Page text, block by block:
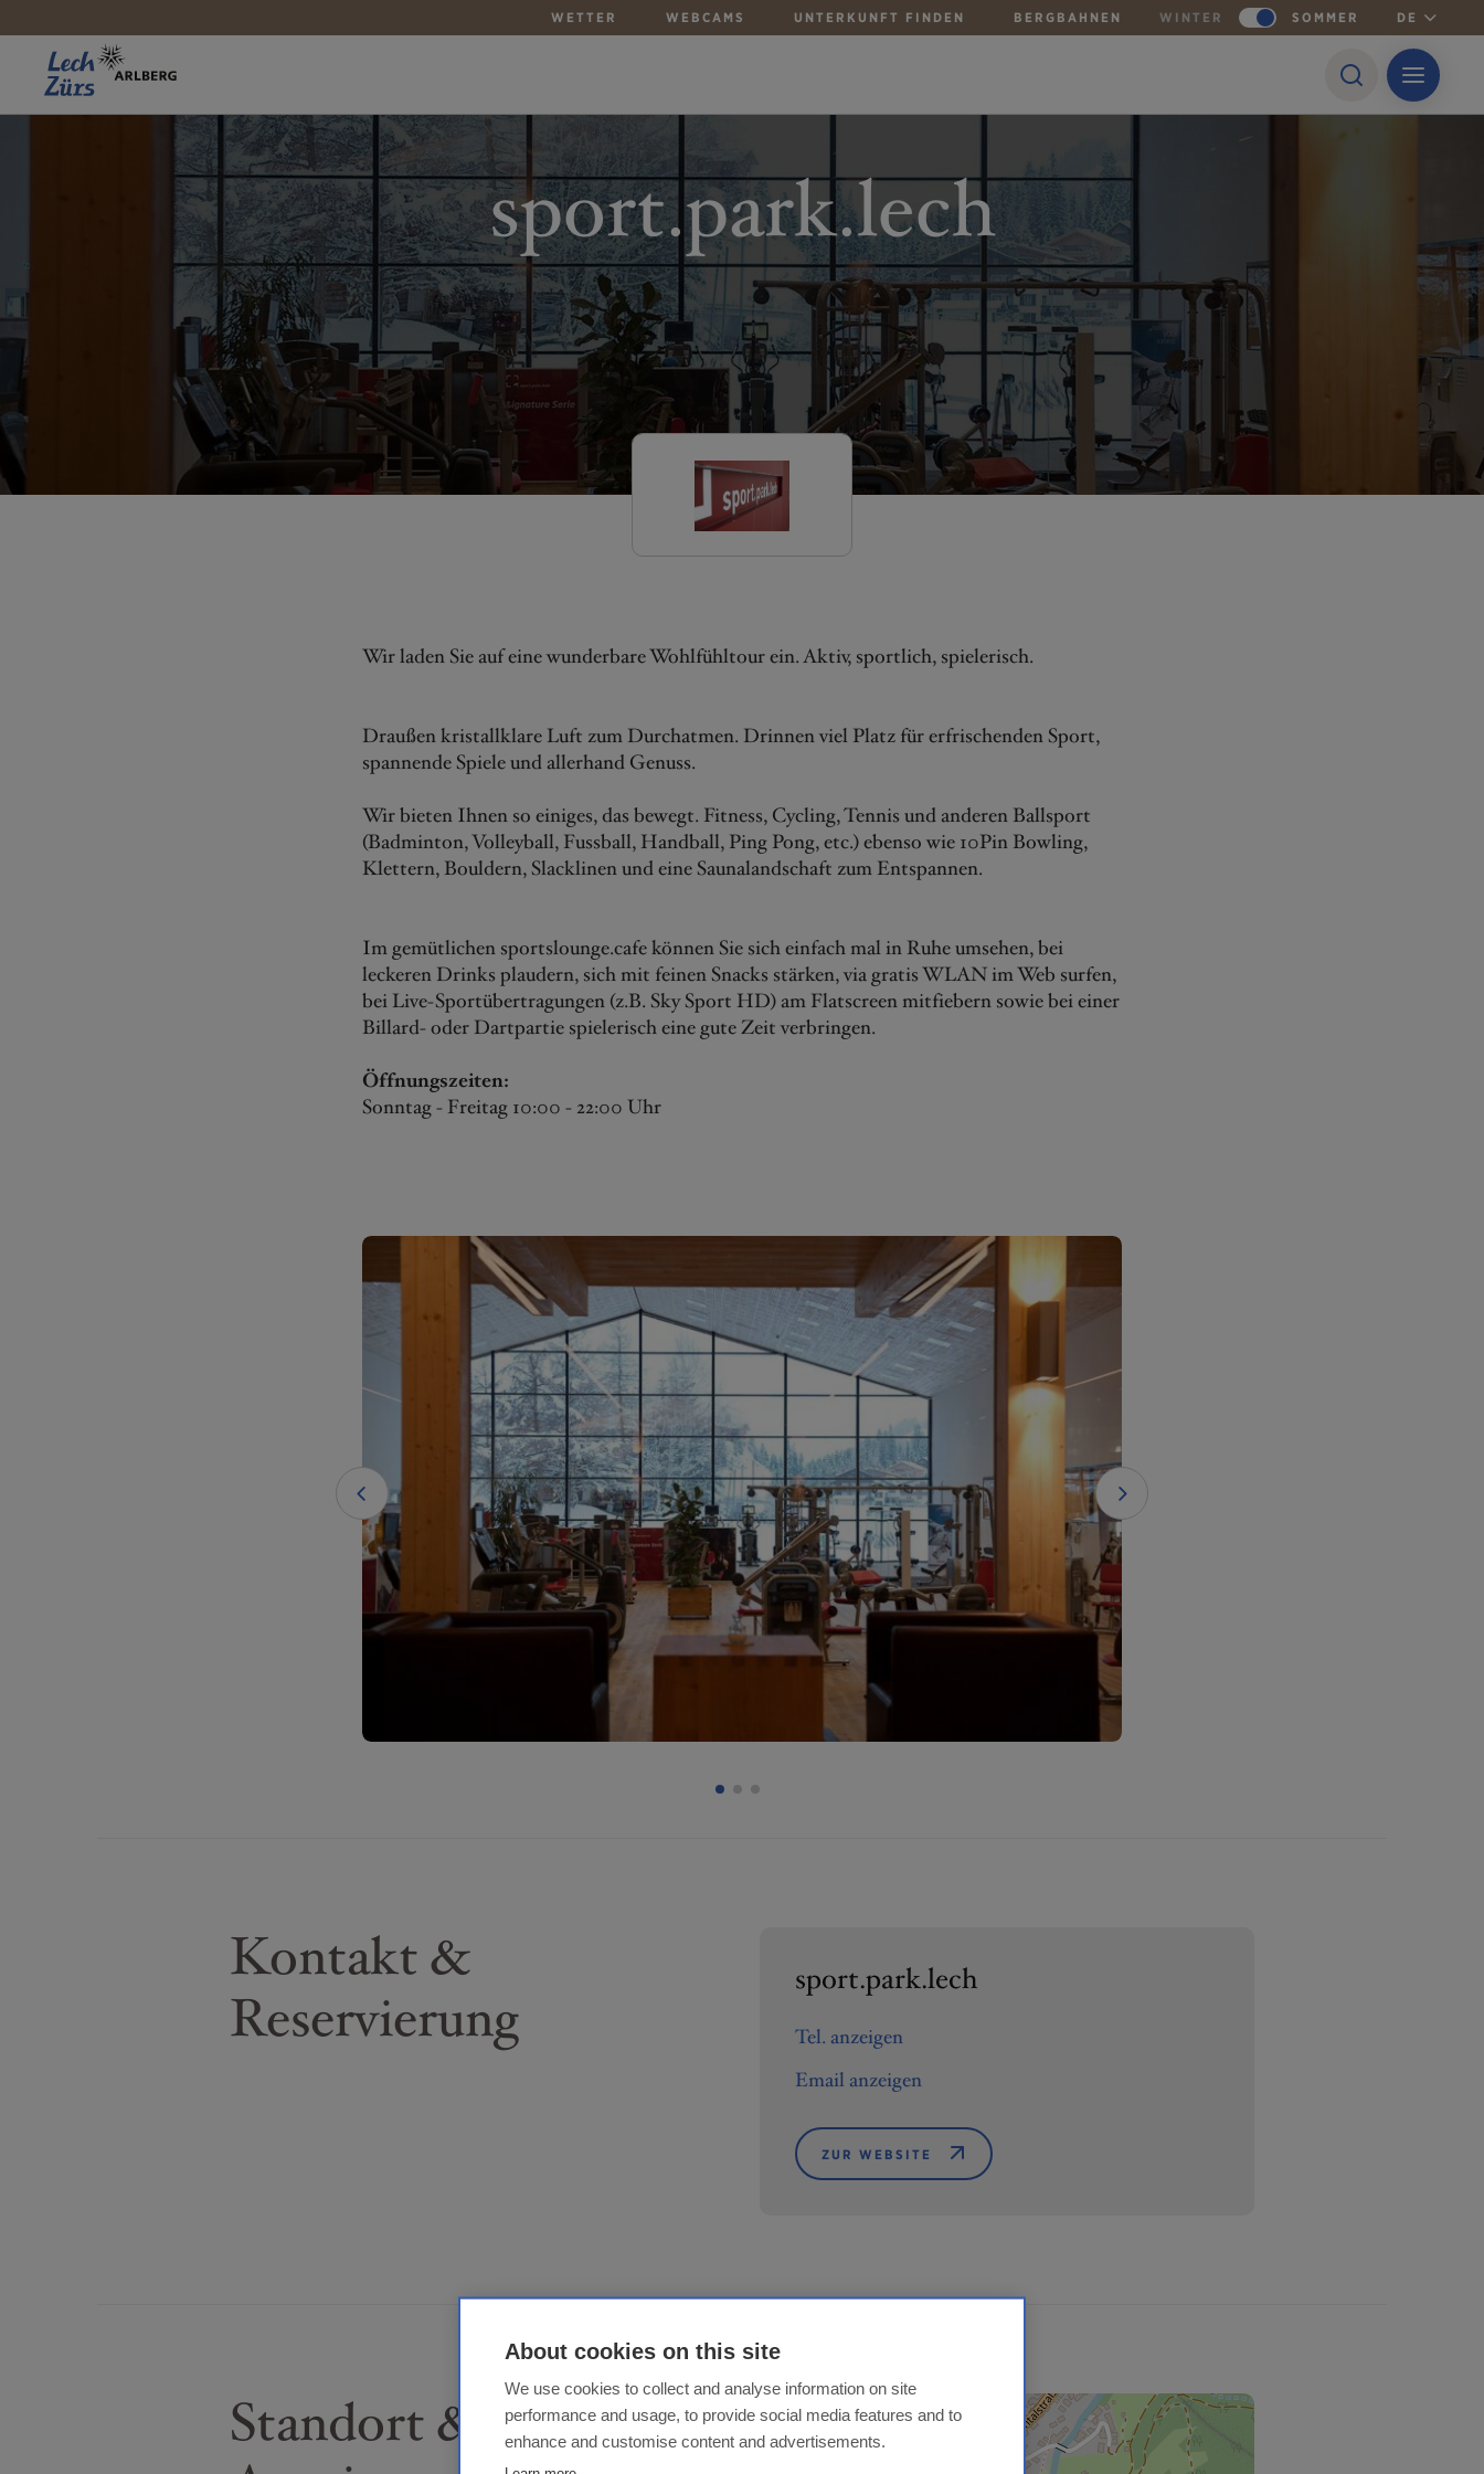
WETTER WEBCAMS UNTERKUNFT FINDEN BERGBAHNEN WINTER SOMMER DE
sport.park.lech
Wir laden Sie auf eine wunderbare Wohlfühltour ein. Aktiv, sportlich, spielerisch.
Draußen kristallklare Luft zum Durchatmen. Drinnen viel Platz für erfrischenden Sport,
spannende Spiele und allerhand Genuss.
Wir bieten Ihnen so einiges, das bewegt. Fitness, Cycling, Tennis und anderen Ballsport
(Badminton, Volleyball, Fussball, Handball, Ping Pong, etc.) ebenso wie 10Pin Bowling,
Klettern, Bouldern, Slacklinen und eine Saunalandschaft zum Entspannen.
Im gemütlichen sportslounge.cafe können Sie sich einfach mal in Ruhe umsehen, bei
leckeren Drinks plaudern, sich mit feinen Snacks stärken, via gratis WLAN im Web surfen,
bei Live-Sportübertragungen (z.B. Sky Sport HD) am Flatscreen mitfiebern sowie bei einer
Billard- oder Dartpartie spielerisch eine gute Zeit verbringen.
Öffnungszeiten:
Sonntag - Freitag 10:00 - 22:00 Uhr
Kontakt &
Reservierung
sport.park.lech
Tel. anzeigen
Email anzeigen
ZUR WEBSITE
Standort &
About cookies on this site
We use cookies to collect and analyse information on site
performance and usage, to provide social media features and to
enhance and customise content and advertisements.